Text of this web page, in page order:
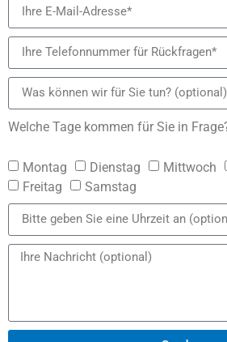
Welche Tage kommen für Sie in
Montag Dienstag Mittwoch
Freitag
Samstag